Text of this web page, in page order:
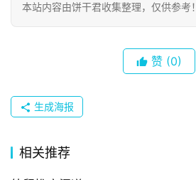
首
本站内容由饼干君收集整理，仅供参考！
赞 (0)
生成海报
相关推荐